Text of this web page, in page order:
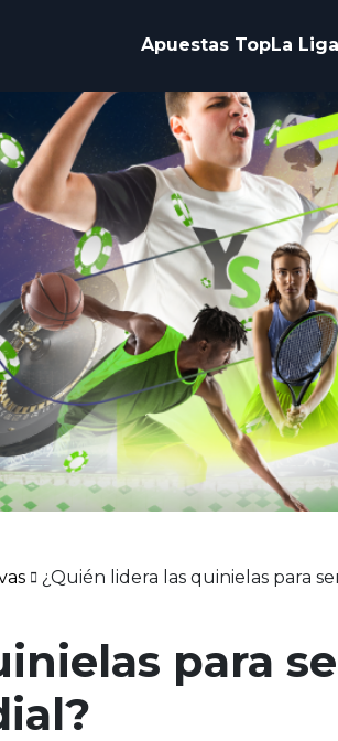
Apuestas TopLa Liga
¿Quién lidera las quinielas para
para